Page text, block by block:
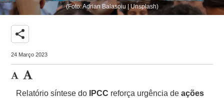
(Foto: Adrian Balasoiu | Unsplash)
share
24 Março 2023
Relatório síntese do IPCC reforça urgência deações